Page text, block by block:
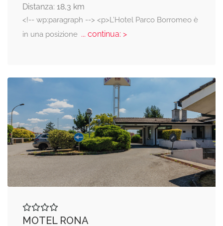
Distanza: 18,3 km
<!-- wp:paragraph --> <p>L’Hotel Parco Borromeo è
in una posizione... continua: >
MOTEL RONA